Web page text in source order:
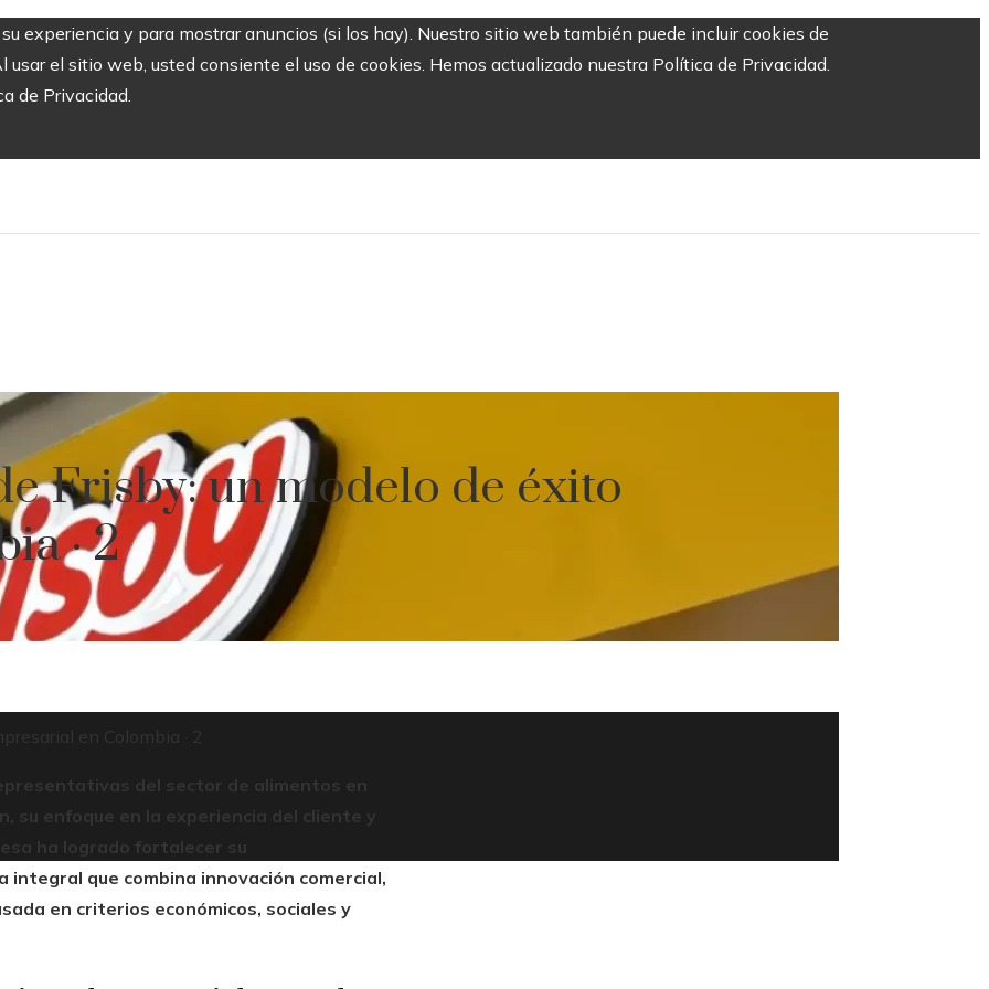
experiencia y para mostrar anuncios (si los hay). Nuestro sitio web también puede incluir cookies de
el sitio web, usted consiente el uso de cookies. Hemos actualizado nuestra Política de Privacidad.
de Privacidad.
Frisby: un modelo de éxito
· 2
en Colombia · 2
del sector de alimentos en
su enfoque en la experiencia del cliente y
ha logrado fortalecer su
que combina innovación comercial,
en criterios económicos, sociales y